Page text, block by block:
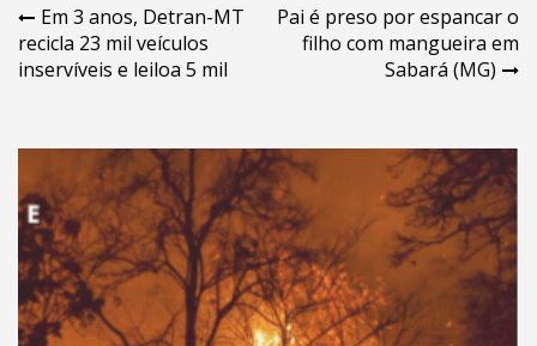
Navegação
de
Em 3 anos, Detran-MT
recicla 23 mil veículos
inservíveis e leiloa 5 mil
Pai é preso por espancar o
filho com mangueira em
Sabará (MG)